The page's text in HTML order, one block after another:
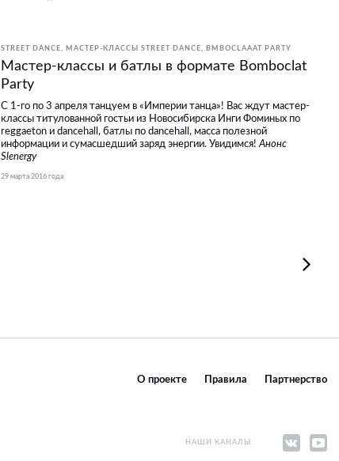
STREET DANCE МАСТЕР-КЛАССЫ STREET DANCE BMBOCLAAAT PARTY
Мастер-классы и батлы в формате Bomboclat
Party
С 1-го по 3 апреля танцуем в «Империи танца»! Вас ждут мастер-
классы титулованной гостьи из Новосибирска Инги Фоминых по
reggaeton и dancehall, батлы по dancehall, масса полезной
информации и сумасшедший заряд энергии. Увидимся!Анонс
Slenergy
29 марта 2016 года
О проекте Правила Партнерство
НАШИ КАНАЛЫ: